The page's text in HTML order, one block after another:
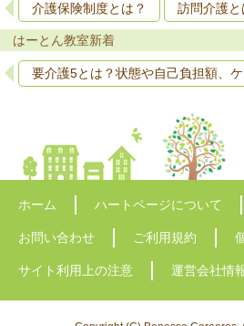
介護保険制度とは？ 訪問介護と
はーとん教室新着
要介護5とは？状態や自己負担額、
ホーム ハートページについて
お問い合わせ ご利用規約
サイト利用上の注意 運営会社情